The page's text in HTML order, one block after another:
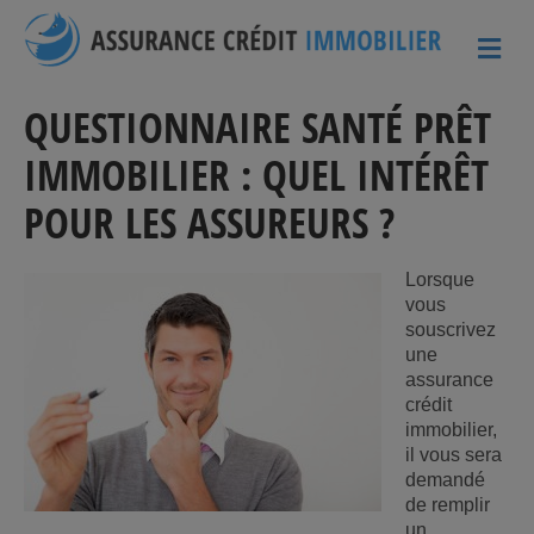
QUESTIONNAIRE SANTÉ PRÊT
IMMOBILIER : QUEL INTÉRÊT
POUR LES ASSUREURS ?
Lorsque
vous
souscrivez
une
assurance
crédit
immobilier,
il vous sera
demandé
de remplir
un